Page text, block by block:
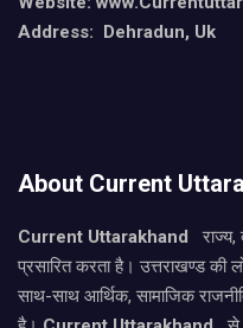
Address: Dehradun, Uk
About Current
Current Uttarakhand
प्रसारित करता है। उत्तराखण्ड की
साथ-साथ आर्थिक, सामाजिक